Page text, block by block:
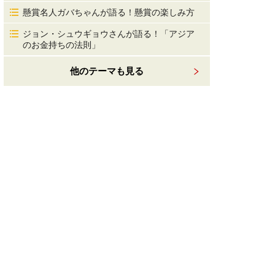
懸賞名人ガバちゃんが語る！懸賞の楽しみ方
ジョン・シュウギョウさんが語る！「アジア
のお金持ちの法則」
他のテーマも見る